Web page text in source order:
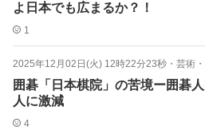
よ日本でも広まるか？！
1
2025年12月02日(火) 12時22分23秒 ・ 芸術
囲碁「日本棋院」の苦境ー囲碁
人に激減
4